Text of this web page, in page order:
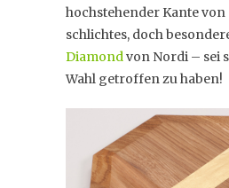
hochstehender Kante von
schlichtes, doch
Diamondvon Nordi – sei
Wahl getroffen zu haben!